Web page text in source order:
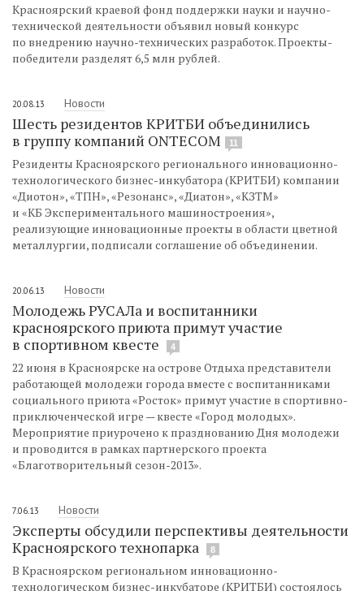
Красноярский краевой фонд поддержки науки и научно-
технической деятельности объявил новый конкурс
по внедрению научно-технических разработок. Проекты-
победители разделят 6,5 млн рублей.
20.08.13 Новости
Шесть резидентов КРИТБИ объединились
в группу компаний ONTECOM
11
Резиденты Красноярского регионального инновационно-
технологического бизнес-инкубатора (КРИТБИ) компании
«Диотон», «ТПН», «Резонанс», «Диатон», «КЗТМ»
и «КБ Экспериментального машиностроения»,
реализующие инновационные проекты в области цветной
металлургии, подписали соглашение об объединении.
20.06.13 Новости
Молодежь РУСАЛа и воспитанники
красноярского приюта примут участие
в спортивном квесте
4
22 июня в Красноярске на острове Отдыха представители
работающей молодежи города вместе с воспитанниками
социального приюта «Росток» примут участие в спортивно-
приключенческой игре — квесте «Город молодых».
Мероприятие приурочено к празднованию Дня молодежи
и проводится в рамках партнерского проекта
«Благотворительный сезон-2013».
7.06.13 Новости
Эксперты обсудили перспективы деятельности
Красноярского технопарка
8
В Красноярском региональном инновационно-
технологическом бизнес-инкубаторе (КРИТБИ) состоялось